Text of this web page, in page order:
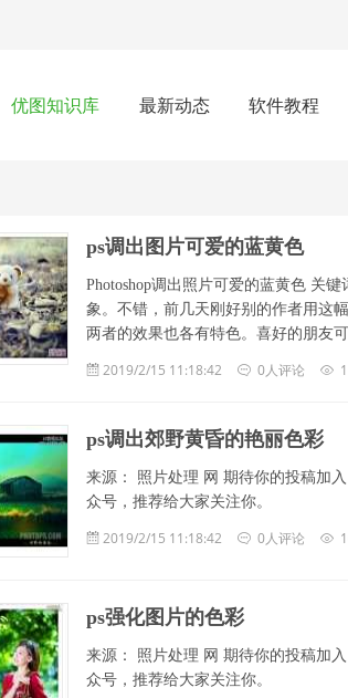
优图知识库 最新动态 软件教程
ps调出图片可爱的蓝黄色
Photoshop调出照片可爱的蓝黄色 关
象。不错，前几天刚好别的作者用这
两者的效果也各有特色。喜好的朋友
2019/2/15 11:18:42 0人评论
ps调出郊野黄昏的艳丽色彩
来源： 照片处理 网 期待你的投稿加
众号，推荐给大家关注你。
2019/2/15 11:18:42 0人评论
ps强化图片的色彩
来源： 照片处理 网 期待你的投稿加
众号，推荐给大家关注你。